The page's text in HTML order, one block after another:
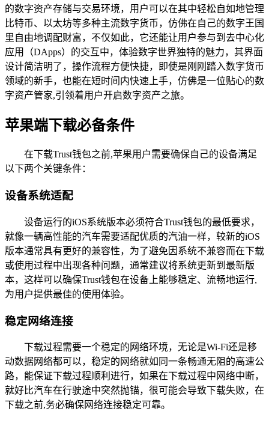
的数字资产存储与交易环境，用户可以在其中轻松自如地管理
比特币、以太坊等多种主流数字货币，仿佛在自己的数字王国
里自由地调配财富，不仅如此，它还能让用户参与到去中心化
应用（DApps）的交互中，体验数字世界独特的魅力，其界面
设计简洁明了，操作流程方便快捷，即使是刚刚踏入数字货币
领域的新手，也能在短时间内快速上手，仿佛是一位贴心的数
字资产管家,引领着用户开启数字资产之旅。
苹果端下载必备条件
在下载Trust钱包之前,苹果用户需要确保自己的设备满足
以下两个关键条件：
设备系统适配
设备运行的iOS系统版本必须符合Trust钱包的最低要求，
就像一辆高性能的汽车需要适配优质的汽油一样，较新的iOS
版本通常具有更好的兼容性，为了避免因系统不兼容而在下载
或使用过程中出现各种问题，通常建议将系统更新到最新版
本，这样可以确保Trust钱包在设备上能够稳定、流畅地运行,
为用户提供最佳的使用体验。
稳定网络连接
下载过程需要一个稳定的网络环境，无论是Wi-Fi还是移
动数据网络都可以，稳定的网络就如同一条畅通无阻的高速公
路，能保证下载过程顺利进行，如果在下载过程中网络中断，
就好比汽车在行驶途中突然抛锚，很可能会导致下载失败，在
下载之前,务必确保网络连接稳定可靠。